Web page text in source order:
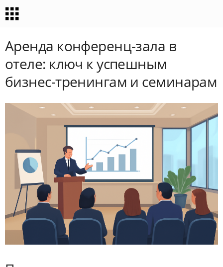
Аренда конференц-зала в
отеле: ключ к успешным
бизнес-тренингам и семинарам